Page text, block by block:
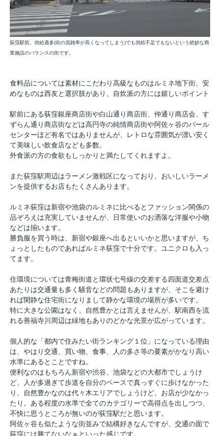
荻窪駅前。供給過多(街の混雑率が高くなってしまう)でも供給不足でもないという絶妙な商
業施設のバランスの街です。
食料品については素材にこだわり高級なものはルミネ地下街、安
めなものは西友と選択肢があり、自炊派の方には嬉しいポイント
駅前にある荻窪銀座商店街や白山通り商店街、仲通り商店会、す
ずらん通り商店街などは高円寺の純情商店街や阿佐ヶ谷のパール
センターほど有名ではありませんが、レトロな雰囲気が漂い安く
て美味しい飲食店なども多数。
外食派の方の食欲もしっかりと満たしてくれますよ。
また荻窪駅周辺はラーメン激戦区になっており、おいしいラーメ
ンを提供するお店もたくさんあります。
ルミネ荻窪は新宿や池袋のルミネに比べるとファッション関係の
品ぞろえは充実していませんが、日常使いのお洒落な洋服や小物
などは揃います。
勝負服を買う時は、新宿や銀座へ出るといいかと思いますが、ち
ょっとしたものであればルミネ荻窪で十分です。ユニクロも入っ
てます。
住環境については青梅街道と環状七号線の交差する四面道交差点
あたりは交通量も多く騒音などの問題もありますが、そこを避け
れば閑静な住宅街になりまして静かな環境の場所が多いです。
特に大きな公園はなく、自然豊かとは言えませんが、駅南西を流
れる善福寺川周辺は緑地もありのどかな光景が広がっています。
個人的な「都内で住みたい街ランキング１位」になっている理由
は、やはり交通、買い物、食事、人の多さ等の要素がかなり高い
水準にあるとことですね。
便利なのはもちろん新宿や渋谷、池袋などの大都市でしょうけ
ど、人が多過ぎて歩道を自分のペースで真っすぐに歩けなかった
り、自然豊かなのは代々木エリアでしょうけど、お店が少なかっ
たり。ある程度の水準で全てのカテゴリーで高得点を出しつつ、
不快に思うところが無いのが荻窪駅だと思います。
阿佐ヶ谷も似たような街並みで結構好きなんですが、交通の面で
荻窪には勝てないなぁといった感じです。